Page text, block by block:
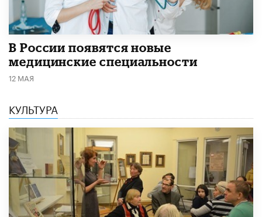
В России появятся новые
медицинские специальности
12 МАЯ
КУЛЬТУРА